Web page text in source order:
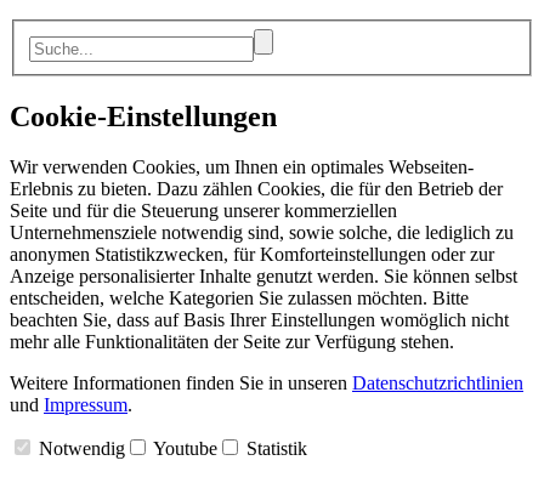
Cookie-Einstellungen
Wir verwenden Cookies, um Ihnen ein optimales Webseiten-
Erlebnis zu bieten. Dazu zählen Cookies, die für den Betrieb der
Seite und für die Steuerung unserer kommerziellen
Unternehmensziele notwendig sind, sowie solche, die lediglich zu
anonymen Statistikzwecken, für Komforteinstellungen oder zur
Anzeige personalisierter Inhalte genutzt werden. Sie können selbst
entscheiden, welche Kategorien Sie zulassen möchten. Bitte
beachten Sie, dass auf Basis Ihrer Einstellungen womöglich nicht
mehr alle Funktionalitäten der Seite zur Verfügung stehen.
Weitere Informationen finden Sie in unseren Datenschutzrichtlinien
und Impressum.
Notwendig Youtube Statistik